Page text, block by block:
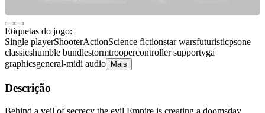
Etiquetas do jogo:
Single playerShooterActionScience fictionstar warsfuturisticpsone
classicshumble bundlestormtroopercontroller supportvga
graphicsgeneral-midi audio Mais
Descrição
Behind a veil of secrecy the evil Empire is creating a doomsday